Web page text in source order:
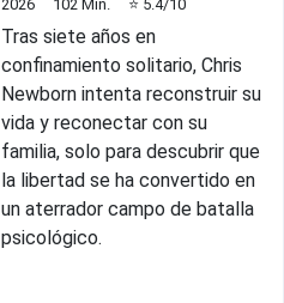
2026 102 Min. ⭐ 5.4/10
Tras siete años en
confinamiento solitario, Chris
Newborn intenta reconstruir su
vida y reconectar con su
familia, solo para descubrir que
la libertad se ha convertido en
un aterrador campo de batalla
psicológico.